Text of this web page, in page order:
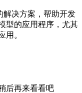
解决方案，帮助开发
型的应用程序，尤其
用。
后再来看看吧